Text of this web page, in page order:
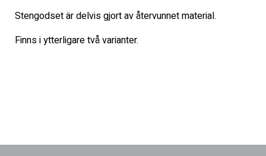
Stengodset är delvis gjort av återvunnet material.
Finns i ytterligare två varianter.